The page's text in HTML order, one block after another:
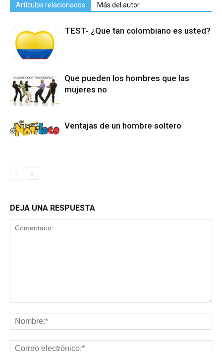
Artículos relacionados Más del autor
TEST- ¿Que tan colombiano es usted?
Que pueden los hombres que las
mujeres no
Ventajas de un hombre soltero
DEJA UNA RESPUESTA